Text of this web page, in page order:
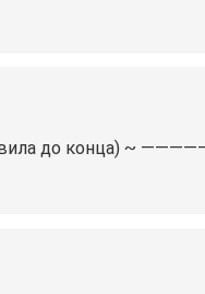
до конца)